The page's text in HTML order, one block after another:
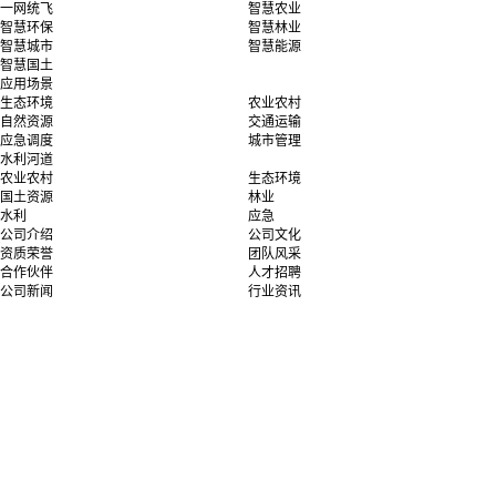
一网统飞
智慧农业
智慧环保
智慧林业
智慧城市
智慧能源
智慧国土
应用场景
生态环境
农业农村
自然资源
交通运输
应急调度
城市管理
水利河道
农业农村
生态环境
国土资源
林业
水利
应急
公司介绍
公司文化
资质荣誉
团队风采
合作伙伴
人才招聘
公司新闻
行业资讯